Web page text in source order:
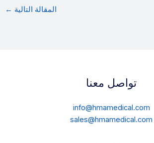
المقالة التالية←
تواصل معنا
info@hmamedical.com
sales@hmamedical.com